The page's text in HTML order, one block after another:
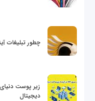
چطور تبلیغات
دیجیتال